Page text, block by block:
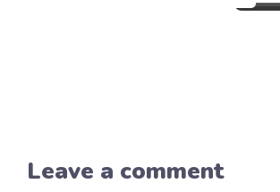
Leave a comment